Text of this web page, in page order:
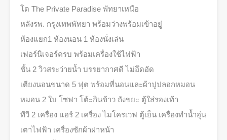
โด The Private Paradise พัทยาเหนือ
หลังรพ. กรุงเทพพัทยา พร้อมว่างพร้อมเข้าอยู่
ห้องแยก1 ห้องนอน 1 ห้องนั่งเล่น
เฟอร์นิเจอร์ครบ พร้อมเครื่องใช้ไฟฟ้า
ชั้น 2 วิวสระว่ายน้ำ บรรยากาศดี ไม่อึดอัด
เตียงนอนขนาด 5 ฟุต พร้อมที่นอนและผ้าปูปลอกหมอน
หมอน 2 ใบ โซฟา โต้ะกินข้าว ถังขยะ ตู้ใส่รองเท้า
ทีวี 2 เครื่อง แอร์ 2 เครื่อง ไมโครเวฟ ตู้เย็น เครื่องทำน้ำอุ่น
เตาไฟฟ้า เครื่องซักผ้าฝาหน้า